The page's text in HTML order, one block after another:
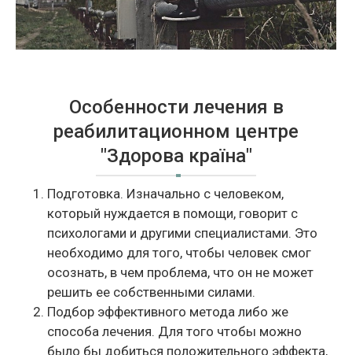
Особенности лечения в
реабилитационном центре
"Здорова країна"
Подготовка. Изначально с человеком,
который нуждается в помощи, говорит с
психологами и другими специалистами. Это
необходимо для того, чтобы человек смог
осознать, в чем проблема, что он не может
решить ее собственными силами.
Подбор эффективного метода либо же
способа лечения. Для того чтобы можно
было бы добиться положительного эффекта,